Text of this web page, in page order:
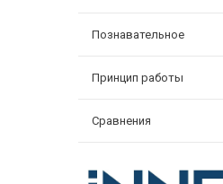
Познавательное
Принцип работы
Сравнения